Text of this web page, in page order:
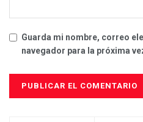
Guarda mi nombre, correo
navegador para la próxima